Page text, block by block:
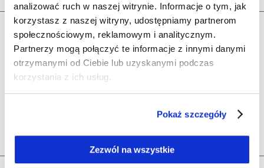
analizować ruch w naszej witrynie. Informacje o tym, jak
korzystasz z naszej witryny, udostępniamy partnerom
społecznościowym, reklamowym i analitycznym.
Partnerzy mogą połączyć te informacje z innymi danymi
otrzymanymi od Ciebie lub uzyskanymi podczas
korzystania z ich usług.
Pokaż szczegóły
Zezwól na wszystkie
Zamówienia
Olsen
Polecane kategorie